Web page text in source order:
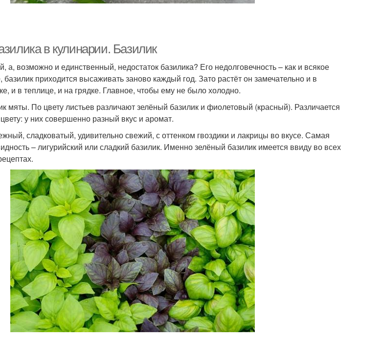
в кулинарии. Базилик
а, возможно и единственный, недостаток базилика? Его недолговечность – как и всякое
базилик приходится высаживать заново каждый год. Зато растёт он замечательно и в
и в теплице, и на грядке. Главное, чтобы ему не было холодно.
мяты. По цвету листьев различают зелёный базилик и фиолетовый (красный). Различается
у них совершенно разный вкус и аромат.
сладковатый, удивительно свежий, с оттенком гвоздики и лакрицы во вкусе. Самая
– лигурийский или сладкий базилик. Именно зелёный базилик имеется ввиду во всех